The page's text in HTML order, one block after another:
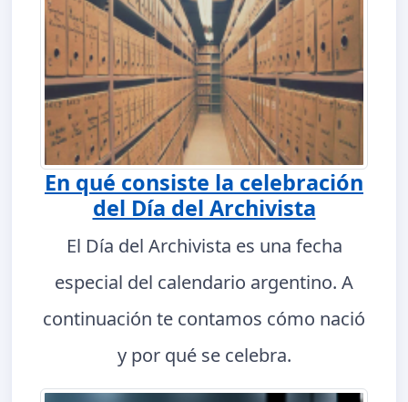
En qué consiste la celebración
del Día del Archivista
El Día del Archivista es una fecha
especial del calendario argentino. A
continuación te contamos cómo nació
y por qué se celebra.